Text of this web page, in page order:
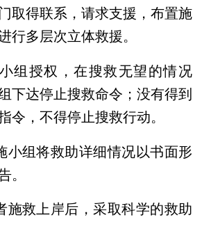
取得联系，请求支援，布置施
行多层次立体救援。
授权，在搜救无望的情况
下达停止搜救命令；没有得到
令，不得停止搜救行动。
组将救助详细情况以书面形
救上岸后，采取科学的救助